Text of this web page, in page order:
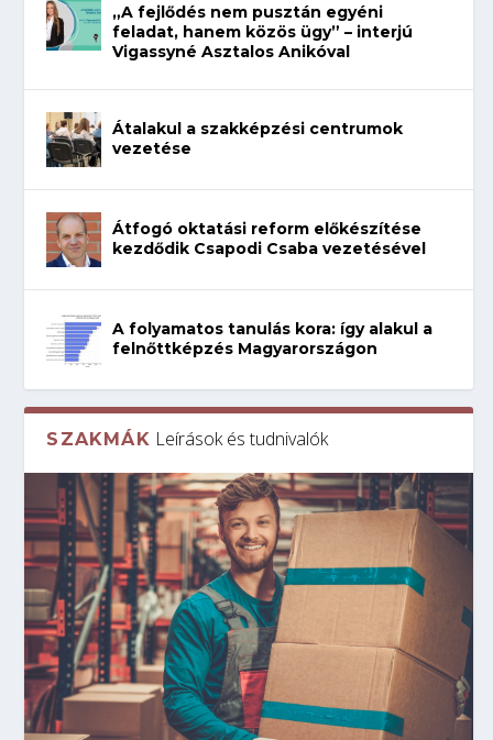
„A fejlődés nem pusztán egyéni
feladat, hanem közös ügy” – interjú
Vigassyné Asztalos Anikóval
Átalakul a szakképzési centrumok
vezetése
Átfogó oktatási reform előkészítése
kezdődik Csapodi Csaba vezetésével
A folyamatos tanulás kora: így alakul a
felnőttképzés Magyarországon
SZAKMÁK Leírások és tudnivalók